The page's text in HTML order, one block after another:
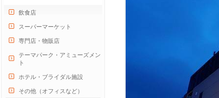
飲食店
スーパーマーケット
専門店・物販店
テーマパーク・アミューズメン
ト
ホテル・ブライダル施設
その他（オフィスなど）